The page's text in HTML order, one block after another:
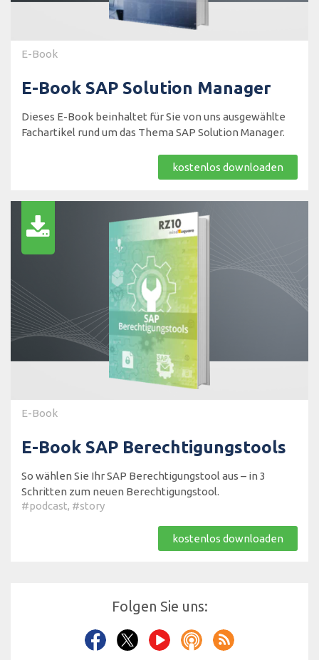
E-Book
E-Book SAP Solution Manager
Dieses E-Book beinhaltet für Sie von uns ausgewählte
Fachartikel rund um das Thema SAP Solution Manager.
kostenlos downloaden
E-Book
E-Book SAP Berechtigungstools
So wählen Sie Ihr SAP Berechtigungstool aus – in 3
Schritten zum neuen Berechtigungstool.
#podcast, #story
kostenlos downloaden
Folgen Sie uns: